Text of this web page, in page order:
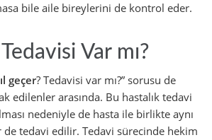
bile aile bireylerini de kontrol eder.
Var mı?
geçer? Tedavisi var mı?” sorusu de
edilenler arasında. Bu hastalık tedavi
nedeniyle de hasta ile birlikte aynı
de tedavi edilir. Tedavi sürecinde hekim